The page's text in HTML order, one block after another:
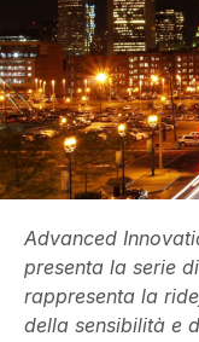
Advanced
presenta la serie
rappresenta la
della sensibilità e